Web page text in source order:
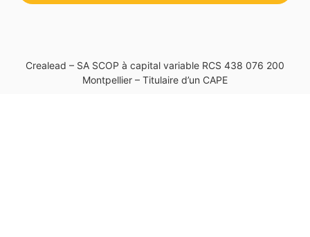
Crealead – SA SCOP à capital variable RCS 438 076 200
Montpellier – Titulaire d’un CAPE